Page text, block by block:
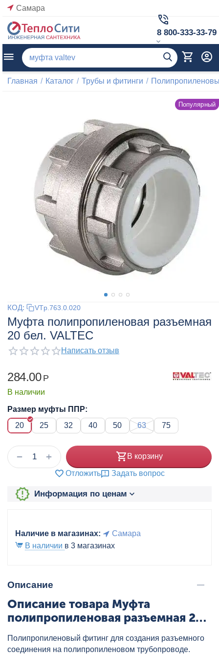
Самара
8 800-333-33-79
Главная / Каталог / Трубы и фитинги /
Популярный
КОД: VTp.763.0.020
Муфта полипропиленовая разъемная
20 бел. VALTEC
Написать отзыв
284.00 Р
В наличии
Размер муфты ППР:
20
25 32 40 50 63 75
+
− В корзину
Отложить Задать вопрос
Информация по ценам
Наличие в магазинах:
Самара
В наличии в 3 магазинах
Описание
Описание товара Муфта
полипропиленовая разъемная 20
бел. VALTEC, артикул:
VTp.763.0.020
Полипропиленовый фитинг для создания разъемного
соединения на полипропиленовом трубопроводе.